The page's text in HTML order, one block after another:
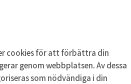
cookies för att förbättra din
genom webbplatsen. Av dessa
som nödvändiga i din